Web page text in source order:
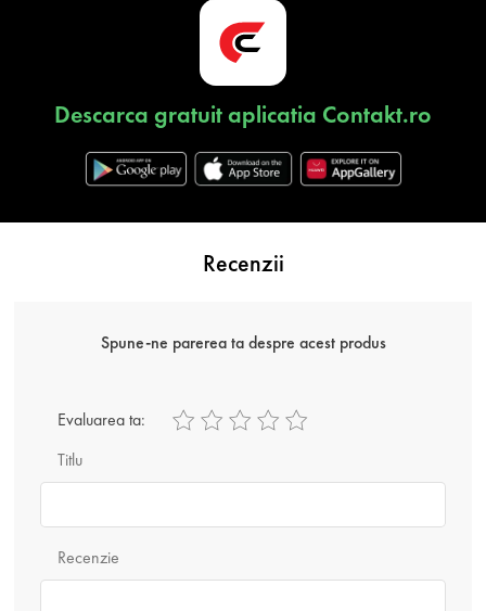
Descarca gratuit aplicatia Contakt.ro
Recenzii
Spune-ne parerea ta despre acest produs
Titlu
Evaluarea ta:
Recenzie